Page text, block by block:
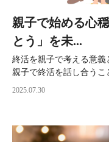
親子で始める心
とう」を未...
終活を親子で考える意義
親子で終活を話し合う
2025.07.30